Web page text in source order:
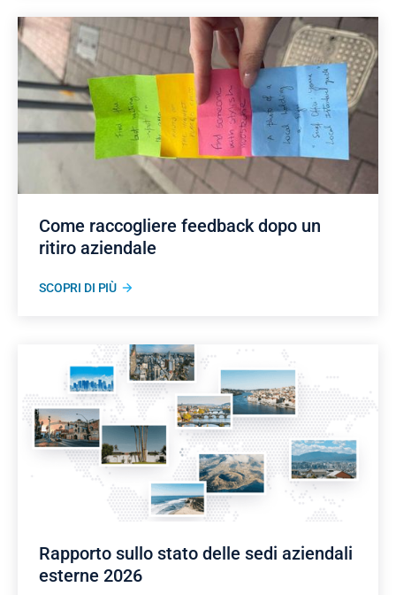
Come raccogliere feedback dopo un
ritiro aziendale
SCOPRI DI PIÙ
Rapporto sullo stato delle sedi aziendali
esterne 2026